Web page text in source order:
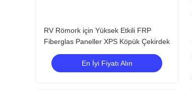
RV Römork için Yüksek Etkili FRP
Fiberglas Paneller XPS Köpük Çekirdek
En İyi Fiyatı Alın